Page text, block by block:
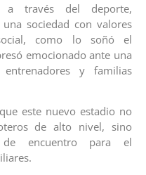
a través del deporte,
sociedad con valores
como lo soñó el
emocionado ante una
y familias
este nuevo estadio no
de alto nivel, sino
encuentro para el